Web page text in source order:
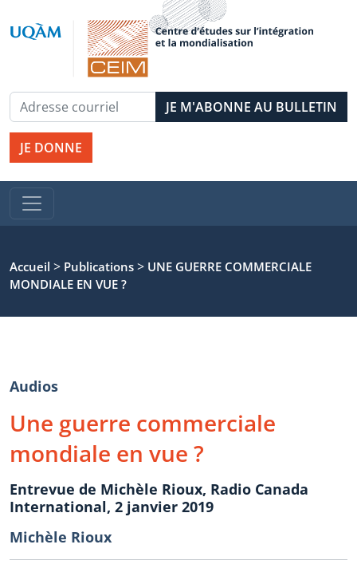
JE DONNE
Accueil > Publications > UNE GUERRE COMMERCIALE
MONDIALE EN VUE ?
Audios
Une guerre commerciale
mondiale en vue ?
Entrevue de Michèle Rioux, Radio Canada
International, 2 janvier 2019
Michèle Rioux